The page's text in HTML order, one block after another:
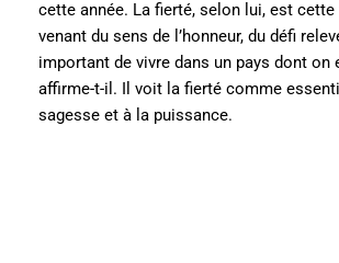
cette année. La fierté, selon lui, est
venant du sens de l’honneur, du défi
important de vivre dans un pays dont on
affirme-t-il. Il voit la fierté comme
sagesse et à la puissance.